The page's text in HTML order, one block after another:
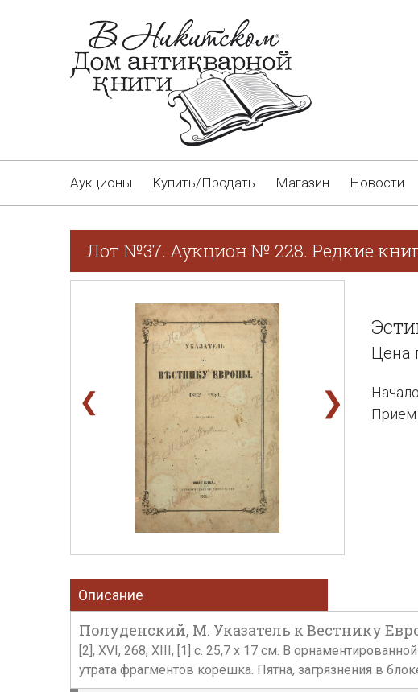
Аукционы Купить/Продать Магазин Новости
Лот №37. Аукцион № 228. Редкие
❮ ❯
Цена
Прием
Описание
Полуденский, М. Указатель к Вестнику
[2], XVI, 268, XIII, [1] с. 25,7 х 17 см. В
утрата фрагментов корешка. Пятна, загрязнения в